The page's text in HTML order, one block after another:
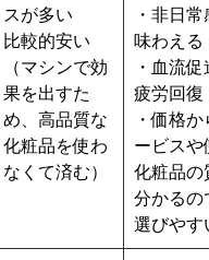
スが多い
比較的安い
（マシンで効
果を出すた
め、高品質な
化粧品を使わ
なくて済む）
・非日常
味わえる
・血流促
疲労回復
・価格か
ービスや
化粧品の
分かるの
選びやすい